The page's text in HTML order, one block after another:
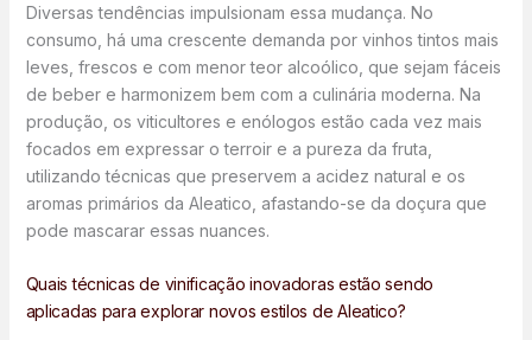
Diversas tendências impulsionam essa mudança. No
consumo, há uma crescente demanda por vinhos tintos mais
leves, frescos e com menor teor alcoólico, que sejam fáceis
de beber e harmonizem bem com a culinária moderna. Na
produção, os viticultores e enólogos estão cada vez mais
focados em expressar o terroir e a pureza da fruta,
utilizando técnicas que preservem a acidez natural e os
aromas primários da Aleatico, afastando-se da doçura que
pode mascarar essas nuances.
Quais técnicas de vinificação inovadoras estão sendo
aplicadas para explorar novos estilos de Aleatico?